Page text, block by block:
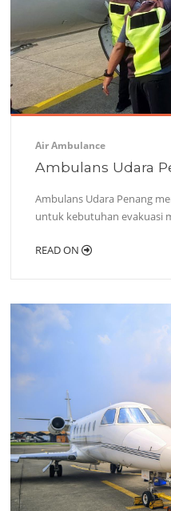
Air Ambulance
Ambulans Udara
Ambulans Udara Penang
untuk kebutuhan evakuasi
READ ON